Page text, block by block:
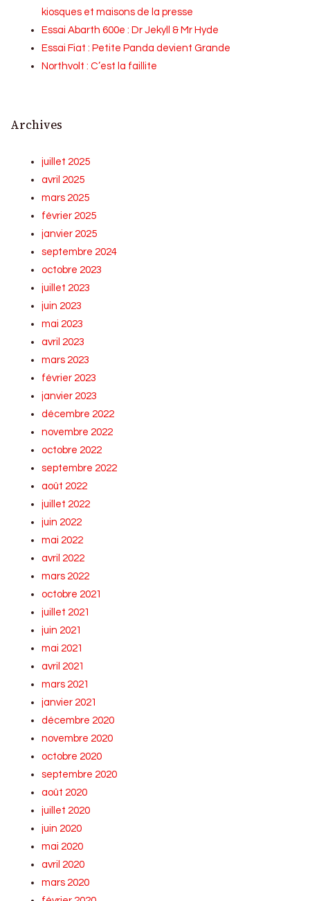
kiosques et maisons de la presse
Essai Abarth 600e : Dr Jekyll & Mr Hyde
Essai Fiat : Petite Panda devient Grande
Northvolt : C’est la faillite
Archives
juillet 2025
avril 2025
mars 2025
février 2025
janvier 2025
septembre 2024
octobre 2023
juillet 2023
juin 2023
mai 2023
avril 2023
mars 2023
février 2023
janvier 2023
décembre 2022
novembre 2022
octobre 2022
septembre 2022
août 2022
juillet 2022
juin 2022
mai 2022
avril 2022
mars 2022
octobre 2021
juillet 2021
juin 2021
mai 2021
avril 2021
mars 2021
janvier 2021
décembre 2020
novembre 2020
octobre 2020
septembre 2020
août 2020
juillet 2020
juin 2020
mai 2020
avril 2020
mars 2020